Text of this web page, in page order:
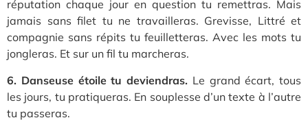
réputation chaque jour en question tu remettras. Mais
jamais sans filet tu ne travailleras. Grevisse, Littré et
compagnie sans répits tu feuilletteras. Avec les mots tu
jongleras. Et sur un fil tu marcheras.
6. Danseuse étoile tu deviendras. Le grand écart, tous
les jours, tu pratiqueras. En souplesse d’un texte à l’autre
tu passeras.